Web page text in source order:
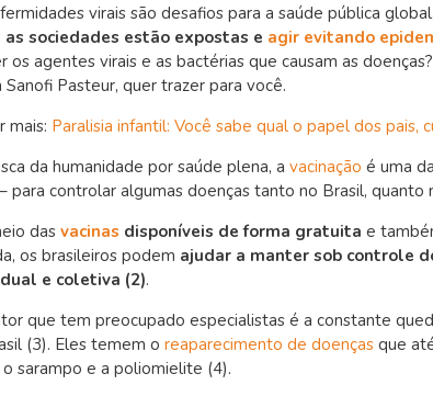
virais são desafios para a saúde pública
as sociedades estão expostas e agir evitando
os agentes virais e as bactérias que causam as
Sanofi Pasteur, quer trazer para você.
mais: Paralisia infantil: Você sabe qual o papel dos pais,
da humanidade por saúde plena, a vacinação é uma
para controlar algumas doenças tanto no Brasil, quanto
das vacinas disponíveis de forma gratuita e
os brasileiros podem ajudar a manter sob controle
e coletiva (2).
que tem preocupado especialistas é a constante
(3). Eles temem o reaparecimento de doenças que
sarampo e a poliomielite (4).